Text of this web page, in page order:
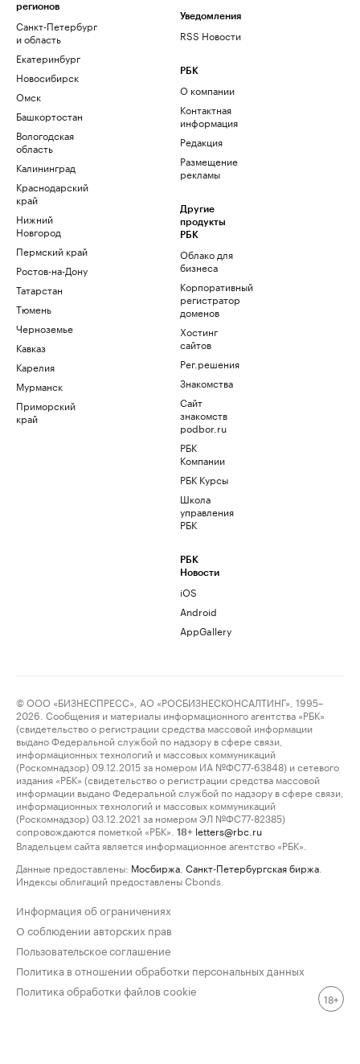
регионов
Санкт-Петербург
и область
Екатеринбург
Новосибирск
Омск
Башкортостан
Вологодская
область
Калининград
Краснодарский
край
Нижний
Новгород
Пермский край
Ростов-на-Дону
Татарстан
Тюмень
Черноземье
Кавказ
Карелия
Мурманск
Приморский
край
Уведомления
RSS Новости
РБК
О компании
Контактная
информация
Редакция
Размещение
рекламы
Другие
продукты
РБК
Облако для
бизнеса
Корпоративный
регистратор
доменов
Хостинг
сайтов
Рег.решения
Знакомства
Сайт
знакомств
podbor.ru
РБК
Компании
РБК Курсы
Школа
управления
РБК
РБК
Новости
iOS
Android
AppGallery
© ООО «БИЗНЕСПРЕСС», АО «РОСБИЗНЕСКОНСАЛТИНГ», 1995–
2026. Сообщения и материалы информационного агентства «РБК»
(свидетельство о регистрации средства массовой информации
выдано Федеральной службой по надзору в сфере связи,
информационных технологий и массовых коммуникаций
(Роскомнадзор) 09.12.2015 за номером ИА №ФС77-63848) и сетевого
издания «РБК» (свидетельство о регистрации средства массовой
информации выдано Федеральной службой по надзору в сфере связи,
информационных технологий и массовых коммуникаций
(Роскомнадзор) 03.12.2021 за номером ЭЛ №ФС77-82385)
сопровождаются пометкой «РБК».
18+ letters@rbc.ru
Владельцем сайта является информационное агентство «РБК».
Данные предоставлены: Мосбиржа Санкт-Петербургская биржа
Индексы облигаций предоставлены Cbonds.
Информация об ограничениях
О соблюдении авторских прав
Пользовательское соглашение
Политика в отношении обработки персональных данных
Политика обработки файлов cookie
18+